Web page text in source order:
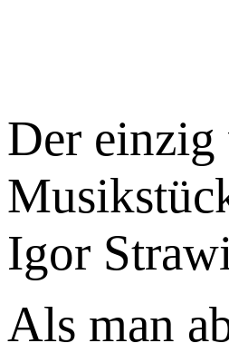
Der einzig
Igor
Als man